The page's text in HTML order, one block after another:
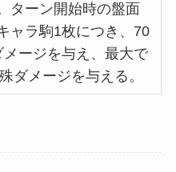
ターン開始時の盤面
ャラ駒1枚につき、70
ージを与え、最大で
ダメージを与える。